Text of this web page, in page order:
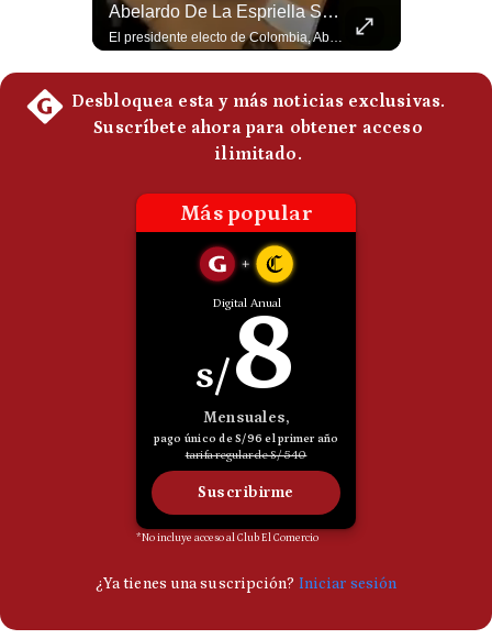
Abelardo De La Espriella Se Reúne Con Javier Milei En Cali | Gestión Mundo
El presidente electo de Colombia, Abelardo de la Espriella, sostuvo una reunión bilateral en Cali con el mandatario argentino Javier Milei. El encuentro se dio pocas horas antes de la ceremonia de investidura presidencial para el periodo 2026-2030, marcando el inicio de una nueva alianza estratégica regional. #DeLaEspriella #JavierMilei #Colombia #Argentina #PoliticaLatina #Shorts 👉 Suscríbete y activa la campana para no perderte nuestro análisis diario. 🌎 Síguenos en nuestras redes sociales: 📌 Web oficial: https://gestion.pe/mundo/ 📌 LinkedIn: http://bit.ly/3HYIET0 📌 X (Twitter): http://bit.ly/4noZtX9 📌 TikTok: http://bit.ly/4evB6TO